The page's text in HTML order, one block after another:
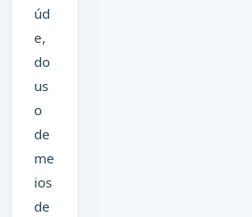
úd
e,
do
us
o
de
me
ios
de